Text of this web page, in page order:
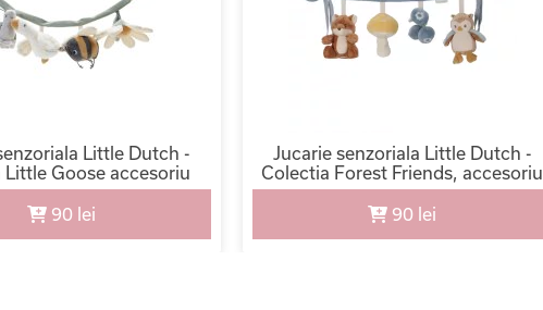
Little Dutch -
Little Goose accesoriu
auto si carucior
90 lei
Jucarie senzoriala Little Dutch -
Colectia Forest Friends, accesoriu
carucior
90 lei